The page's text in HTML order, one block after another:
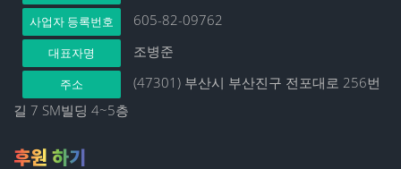
사업자 등록번호 605-82-09762
대표자명 조병준
주소
(47301) 부산시 부산진구 전포대로 256번
길 7 SM빌딩 4~5층
후원 하기